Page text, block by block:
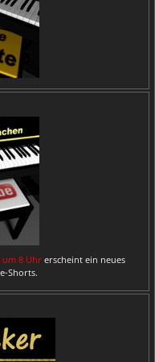
um 8 Uhr erscheint ein neues
Shorts.